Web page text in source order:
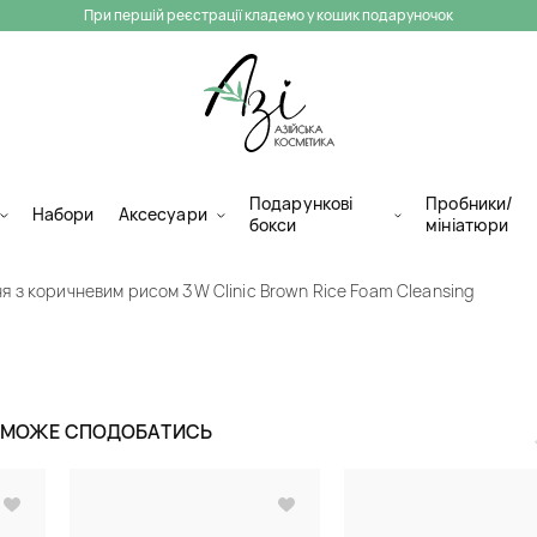
При першій реєстрації кладемо у кошик подаруночок
Набори Аксесуари
Подарункові
бокси
Пробники/
мініатюри
МОЖЕ СПОДОБАТИСЬ
з коричневим рисом 3W Clinic Brown Rice Foam Cleansing
рисом 3W